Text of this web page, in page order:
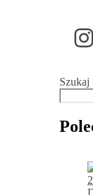
Szukaj